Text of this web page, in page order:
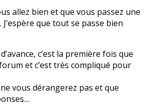
allez bien et que vous passez une
que tout se passe bien
c’est la première fois que
et c’est très compliqué pour
ne vous dérangerez pas et que